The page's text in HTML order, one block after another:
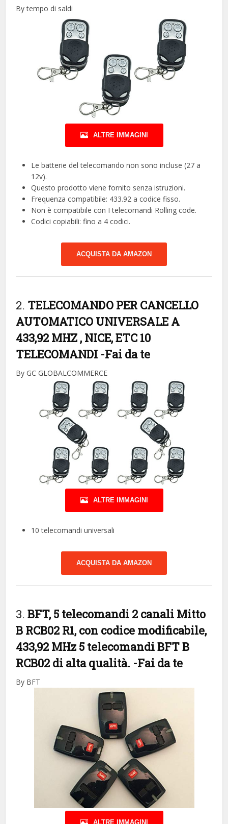
By tempo di saldi
ALTRE IMMAGINI
Le batterie del telecomando non sono incluse (27 a
12v).
Questo prodotto viene fornito senza istruzioni.
Frequenza compatibile: 433.92 a codice fisso.
Non è compatibile con I telecomandi Rolling code.
Codici copiabili: fino a 4 codici.
ACQUISTA DA AMAZON
2. TELECOMANDO PER CANCELLO
AUTOMATICO UNIVERSALE A
433,92 MHZ , NICE, ETC 10
TELECOMANDI -Fai da te
By GC GLOBALCOMMERCE
ALTRE IMMAGINI
10 telecomandi universali
ACQUISTA DA AMAZON
3.BFT, 5 telecomandi 2 canali Mitto
B RCB02 R1, con codice modificabile,
433,92 MHz 5 telecomandi BFT B
RCB02 di alta qualità. -Fai da te
By BFT
ALTRE IMMAGINI